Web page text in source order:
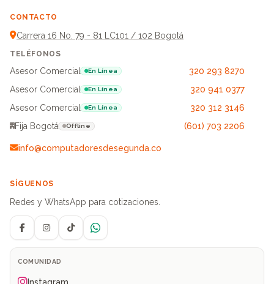
CONTACTO
Carrera 16 No. 79 - 81 LC101 / 102 Bogotá
TELÉFONOS
Asesor Comercial En Línea
320 293 8270
Asesor Comercial
En Línea
320 941 0377
Asesor Comercial
En Línea
320 312 3146
Fija Bogotá
Offline (601) 703 2206
info@computadoresdesegunda.co
SÍGUENOS
Redes y WhatsApp para cotizaciones.
FacebookInstagramTikTokWhatsApp
COMUNIDAD